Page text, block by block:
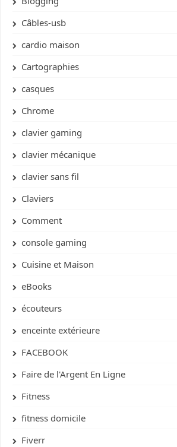
Câbles-usb
cardio maison
Cartographies
casques
Chrome
clavier gaming
clavier mécanique
clavier sans fil
Claviers
Comment
console gaming
Cuisine et Maison
eBooks
écouteurs
enceinte extérieure
FACEBOOK
Faire de l'Argent En Ligne
Fitness
fitness domicile
Fiverr